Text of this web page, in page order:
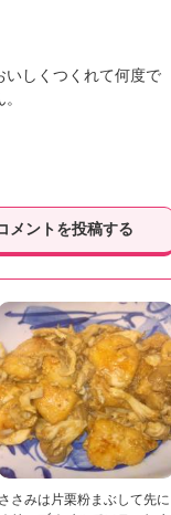
いしくつくれて何度で
メントを投稿する
ささみは片栗粉まぶして先に